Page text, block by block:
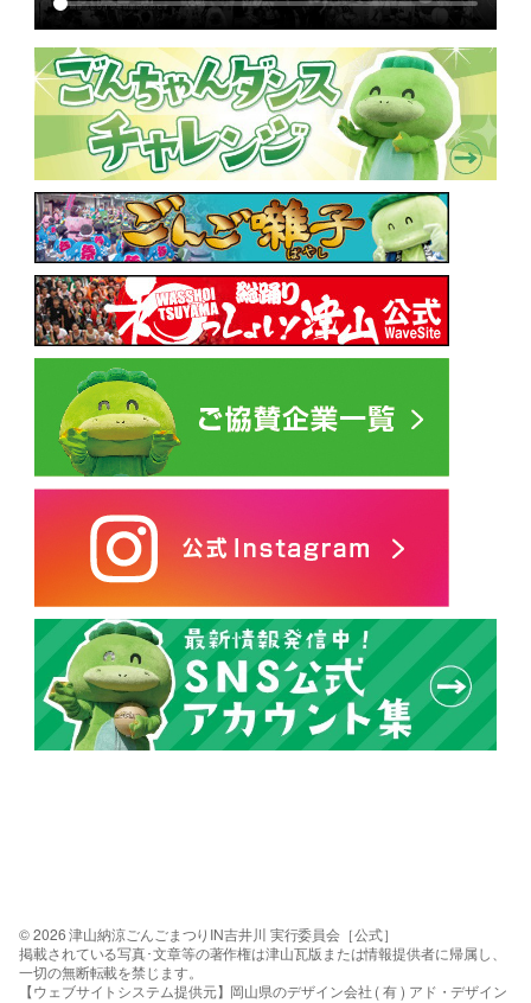
© 2026 津山納涼ごんごまつりIN吉井川 実行委員会［公式］
掲載されている写真･文章等の著作権は津山瓦版または情報提供者に帰属し、
一切の無断転載を禁じます。
【ウェブサイトシステム提供元】岡山県のデザイン会社 ( 有 ) アド・デザイン